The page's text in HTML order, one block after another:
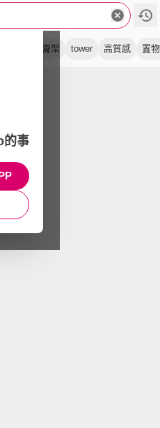
牙膏架 tower 高質感 置
的事